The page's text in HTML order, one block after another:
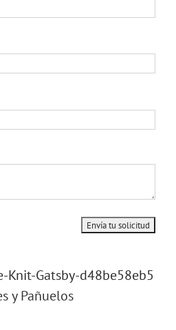
Knit-Gatsby-d48be58eb5
y Pañuelos